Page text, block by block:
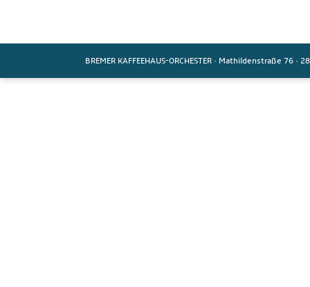
BREMER KAFFEEHAUS-ORCHESTER · Mathildenstraße 76 ·